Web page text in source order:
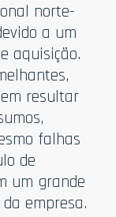
norte-
a um
aquisição.
resultar
falhas
de
um grande
empresa.